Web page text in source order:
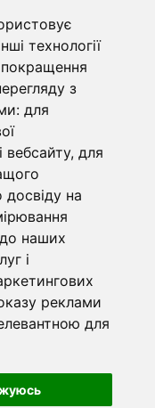
технології
з
для
вебсайту, для
на
наших
і
реклами
для